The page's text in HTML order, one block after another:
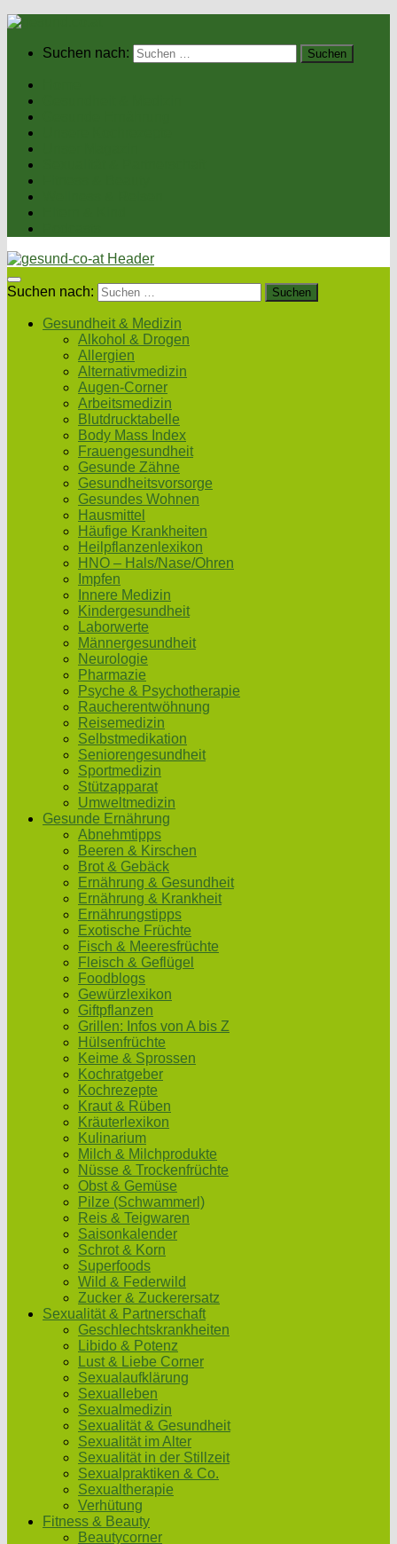
Suchen nach:
Suchen nach:
Gesundheit & Medizin
Alkohol & Drogen
Allergien
Alternativmedizin
Augen-Corner
Arbeitsmedizin
Blutdrucktabelle
Body Mass Index
Frauengesundheit
Gesunde Zähne
Gesundheitsvorsorge
Gesundes Wohnen
Hausmittel
Häufige Krankheiten
Heilpflanzenlexikon
HNO – Hals/Nase/Ohren
Impfen
Innere Medizin
Kindergesundheit
Laborwerte
Männergesundheit
Neurologie
Pharmazie
Psyche & Psychotherapie
Raucherentwöhnung
Reisemedizin
Selbstmedikation
Seniorengesundheit
Sportmedizin
Stützapparat
Umweltmedizin
Gesunde Ernährung
Abnehmtipps
Beeren & Kirschen
Brot & Gebäck
Ernährung & Gesundheit
Ernährung & Krankheit
Ernährungstipps
Exotische Früchte
Fisch & Meeresfrüchte
Fleisch & Geflügel
Foodblogs
Gewürzlexikon
Giftpflanzen
Grillen: Infos von A bis Z
Hülsenfrüchte
Keime & Sprossen
Kochratgeber
Kochrezepte
Kraut & Rüben
Kräuterlexikon
Kulinarium
Milch & Milchprodukte
Nüsse & Trockenfrüchte
Obst & Gemüse
Pilze (Schwammerl)
Reis & Teigwaren
Saisonkalender
Schrot & Korn
Superfoods
Wild & Federwild
Zucker & Zuckerersatz
Sexualität & Partnerschaft
Geschlechtskrankheiten
Libido & Potenz
Lust & Liebe Corner
Sexualaufklärung
Sexualleben
Sexualmedizin
Sexualität & Gesundheit
Sexualität im Alter
Sexualität in der Stillzeit
Sexualpraktiken & Co.
Sexualtherapie
Verhütung
Fitness & Beauty
Beautycorner